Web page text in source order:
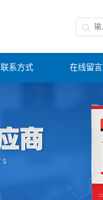
联系方式 在线留言